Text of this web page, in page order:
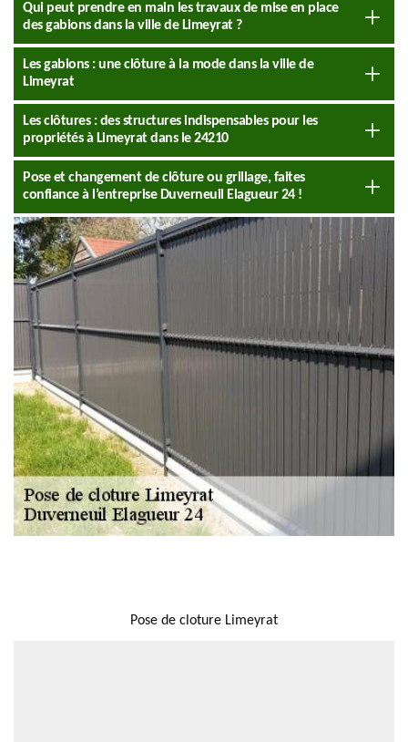
Qui peut prendre en main les travaux de mise en place
des gabions dans la ville de Limeyrat ?
Les gabions : une clôture à la mode dans la ville de
Limeyrat
Les clôtures : des structures indispensables pour les
propriétés à Limeyrat dans le 24210
Pose et changement de clôture ou grillage, faites
confiance à l’entreprise Duverneuil Elagueur 24 !
Pose de cloture Limeyrat